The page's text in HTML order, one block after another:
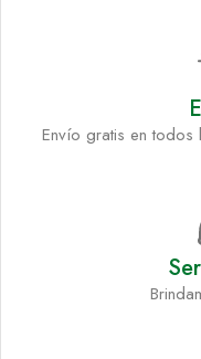
Envío gratis en